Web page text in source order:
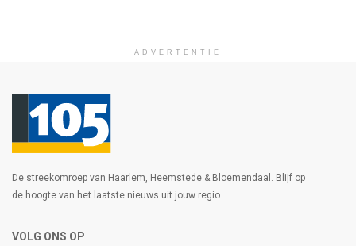
ADVERTENTIE
De streekomroep van Haarlem, Heemstede & Bloemendaal. Blijf op
de hoogte van het laatste nieuws uit jouw regio.
VOLG ONS OP